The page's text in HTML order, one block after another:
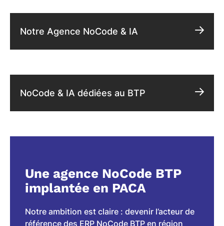
Notre Agence NoCode & IA
NoCode & IA dédiées au BTP
Une agence NoCode BTP
implantée en PACA
Notre ambition est claire : devenir l’acteur de
référence des ERP NoCode BTP en région